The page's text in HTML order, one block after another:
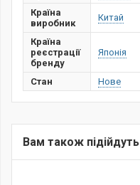
Країна
виробник
Китай
Країна
реєстрації
бренду
Японія
Стан Нове
Вам також підійдуть